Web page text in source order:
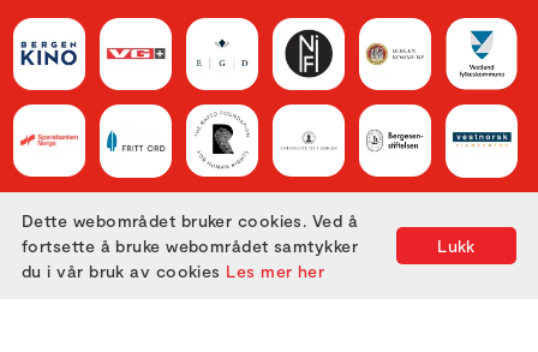
Lukk
Dette webområdet bruker cookies. Ved å
fortsette å bruke webområdet samtykker
du i vår bruk av cookies Les mer her